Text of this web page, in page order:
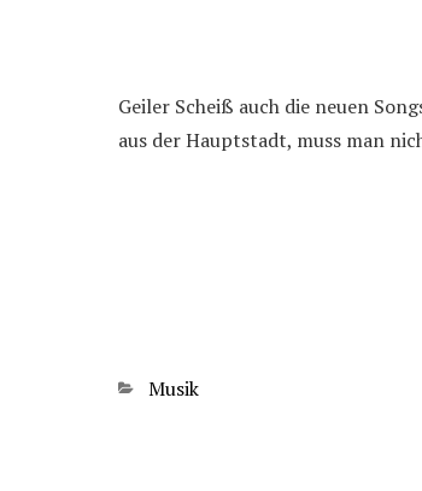
Geiler Scheiß auch die neuen
aus der Hauptstadt, muss man
Kategorien
Musik